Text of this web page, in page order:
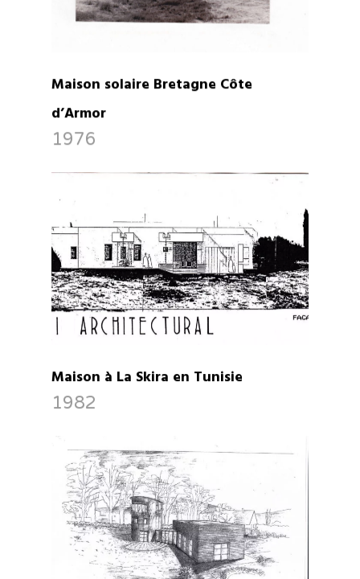
Maison solaire Bretagne Côte
d’Armor
1976
Maison à La Skira en Tunisie
1982